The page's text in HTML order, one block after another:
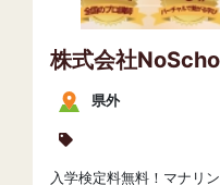
株式会社
県外
入学検定料無料！マナリ